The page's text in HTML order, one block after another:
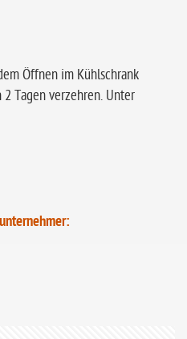
Öffnen im Kühlschrank
Tagen verzehren. Unter